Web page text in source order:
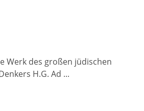
Werk des großen jüdischen
H.G. Ad ...